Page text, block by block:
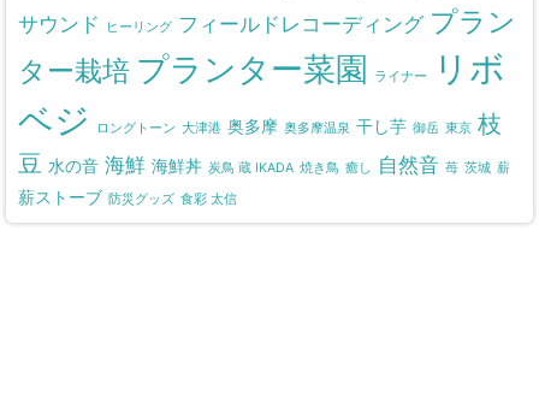
サウンド
ヒーリング フィールドレコーディング プラン
ター栽培 プランター菜園 ライナー
リボ
ベジ
ロングトーン 大津港 奥多摩 奥多摩温泉 干し芋 御岳 東京 枝
豆 水の音 海鮮 海鮮丼 炭鳥 蔵 IKADA 焼き鳥 癒し 自然音 苺 茨城 薪
薪ストーブ 防災グッズ 食彩 太信